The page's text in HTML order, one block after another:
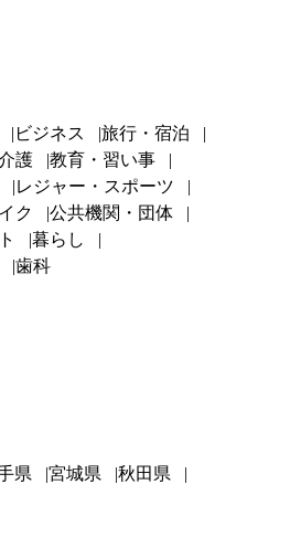
ビジネス
旅行・宿泊
護
教育・習い事
レジャー・スポーツ
ク
公共機関・団体
暮らし
歯科
県 宮城県
秋田県